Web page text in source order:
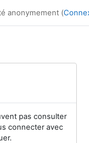
anonymement (
pas consulter
connecter avec